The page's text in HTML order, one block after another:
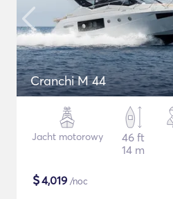
Cranchi M 44
Jacht motorowy
46 ft
14 m
$4,019 /noc